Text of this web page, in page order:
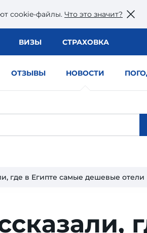
сookie-файлы. Что это значит?
ВИЗЫ СТРАХОВКА
ОТЗЫВЫ НОВОСТИ
где в Египте самые дешевые отели